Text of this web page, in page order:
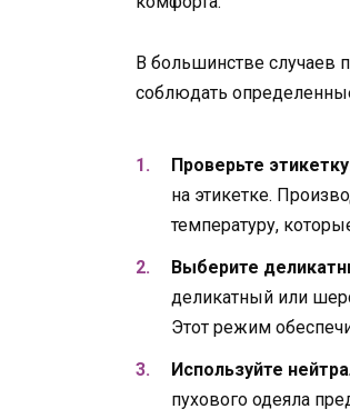
В большинстве случаев
соблюдать
Проверьте
на этикетке.
температуру,
Выберите
деликатный или
Этот режим
Используйте
пухового одеяла